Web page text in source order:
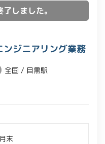
しました。
ジニアリング業務
全国 / 目黒駅
末